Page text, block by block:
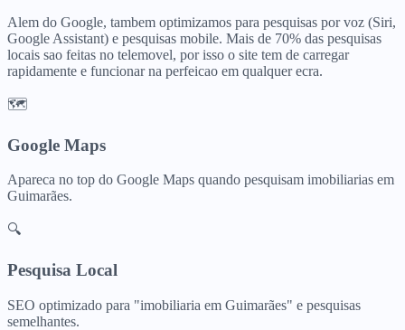
Alem do Google, tambem optimizamos para pesquisas por voz (Siri,
Google Assistant) e pesquisas mobile. Mais de 70% das pesquisas
locais sao feitas no telemovel, por isso o site tem de carregar
rapidamente e funcionar na perfeicao em qualquer ecra.
🗺️
Google Maps
Apareca no top do Google Maps quando pesquisam imobiliarias em
Guimarães.
🔍
Pesquisa Local
SEO optimizado para "imobiliaria em Guimarães" e pesquisas
semelhantes.